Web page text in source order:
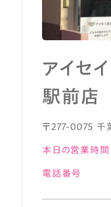
アイセ
駅前店
〒277-0075 千
本日の営業時間
電話番号